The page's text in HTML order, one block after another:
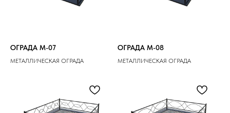
ОГРАДА M-07
МЕТАЛЛИЧЕСКАЯ ОГРАДА
ОГРАДА M-08
МЕТАЛЛИЧЕСКАЯ ОГРАДА